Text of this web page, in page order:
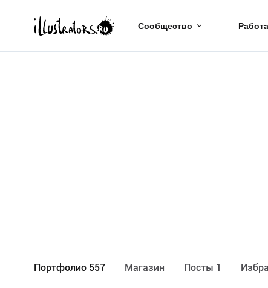
Сообщество Работа
Портфолио 557 Maгазин Посты 1